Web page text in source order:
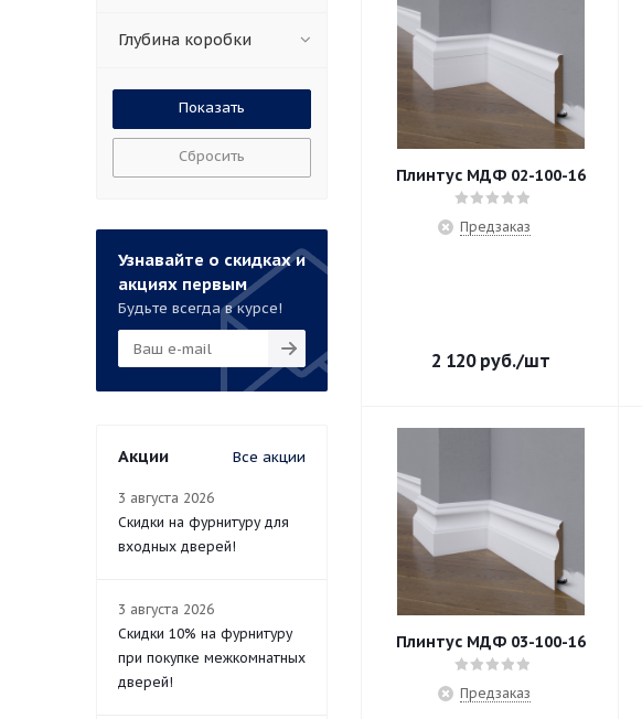
Плинтус МДФ 02-100-16
Предзаказ
2 120руб./шт
Плинтус МДФ 03-100-16
Предзаказ
Глубина коробки
Сбросить
Узнавайте о скидках и
акциях первым
Будьте всегда в курсе!
Акции Все акции
3 августа 2026
Скидки на фурнитуру для
входных дверей!
3 августа 2026
Скидки 10% на фурнитуру
при покупке межкомнатных
дверей!